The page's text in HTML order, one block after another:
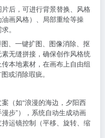
片后，可进行背景替换、风格
画风格）、局部重绘等操
。
图、一键扩图、图像消除、抠
无缝拼接，确保创作风格统
本地素材，在画布上自由组
或消除瑕疵。
案（如“浪漫的海边，夕阳西
步”），系统自动生成动画
运镜控制（平移、旋转、缩